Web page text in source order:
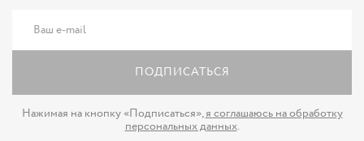
ПОДПИСАТЬСЯ
Нажимая на кнопку «Подписаться»,я соглашаюсь на обработку
персональных данных.